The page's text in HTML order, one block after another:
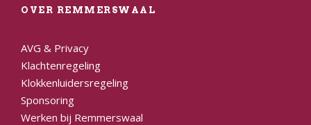
OVER REMMERSWAAL
AVG & Privacy
Klachtenregeling
Klokkenluidersregeling
Sponsoring
Werken bij Remmerswaal